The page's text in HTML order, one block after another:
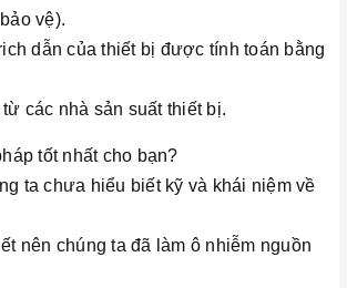
vệ).
dẫn của thiết bị được tính toán bằng
các nhà sản suất thiết bị.
tốt nhất cho bạn?
ta chưa hiểu biết kỹ và khái niệm về
nên chúng ta đã làm ô nhiễm nguồn